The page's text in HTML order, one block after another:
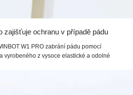
zajišťuje ochranu v případě pádu
W1 PRO zabrání pádu pomocí
vyrobeného z vysoce elastické a odolné